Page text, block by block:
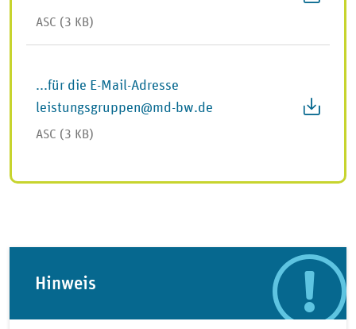
ASC (3 KB)
...für die E-Mail-Adresse
leistungsgruppen@md-bw.de
ASC (3 KB)
Hinweis